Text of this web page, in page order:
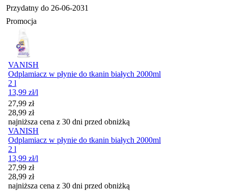
Przydatny do 26-06-2031
Promocja
VANISH
Odplamiacz w płynie do tkanin białych 2000ml
2 l
13,99 zł/l
Cena promocyjna
27,99 zł
28,99 zł
najniższa cena z 30 dni przed obniżką
VANISH
Odplamiacz w płynie do tkanin białych 2000ml
2 l
13,99 zł/l
Cena promocyjna
27,99 zł
28,99 zł
najniższa cena z 30 dni przed obniżką